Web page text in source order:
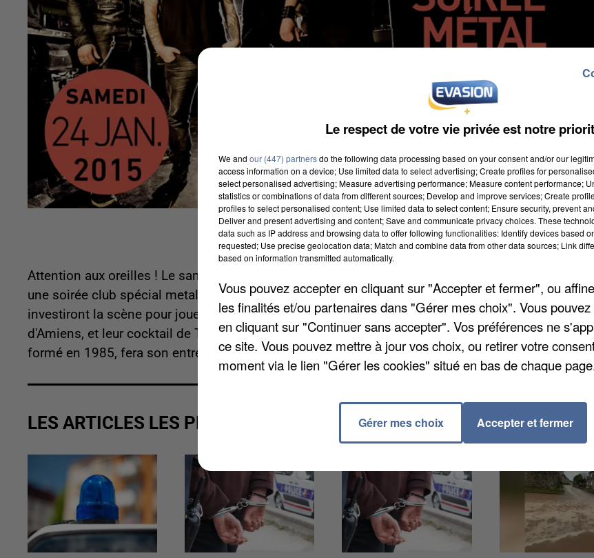
Attention aux oreilles ! Le samedi 24 janvier 2015, l'Espace culturel Saint-André, à Abbeville,
une soirée club spécial metal. A Partir de 20h30, les Waverly Lies North, originaires d'Abbeville
investiront la scène pour jouer leur metal progressif. Ils seront suivis du quatuor Altered Beast,
d'Amiens, et leur cocktail de Trash Metal, Hard Rock et Heavy Metal. Finalement, le groupe
formé en 1985, fera son entrée sur scène. Plus d'infos au 03 22 20 26 86.
LES ARTICLES LES PLUS VUS
Le respect de votre vie privée est notre
We and our (447) partnersdo the following data processing based on your consent and/or our
access information on a device; Use limited data to select advertising; Create profiles for
select personalised advertising; Measure advertising performance; Measure content performance;
statistics or combinations of data from different sources; Develop and improve services; Create
profiles to select personalised content; Use limited data to select content; Ensure security, prevent
Deliver and present advertising and content; Save and communicate privacy choices. These
data such as IP address and browsing data to offer following functionalities: Identify devices based
requested; Use precise geolocation data; Match and combine data from other data sources; Link
based on information transmitted automatically.
Vous pouvez accepter en cliquant sur "Accepter et fermer", ou
les finalités et/ou partenaires dans "Gérer mes choix". Vous
en cliquant sur "Continuer sans accepter". Vos préférences ne
ce site. Vous pouvez mettre à jour vos choix, ou retirer votre
moment via le lien "Gérer les cookies" situé en bas de chaque
Gérer mes choix Accepter et fermer